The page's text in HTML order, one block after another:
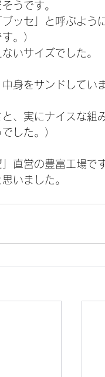
うです。
ッセ」と呼ぶよう
。）
いサイズでした。
身をサンドしてい
、実にナイスな組
した。）
直営の豊富工場です
いました。